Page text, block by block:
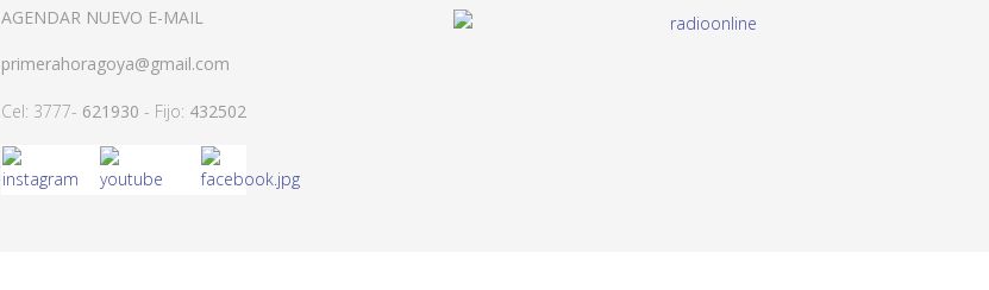
AGENDAR NUEVO E-MAIL
primerahoragoya@gmail.com
Cel: 3777- 621930 - Fijo: 432502